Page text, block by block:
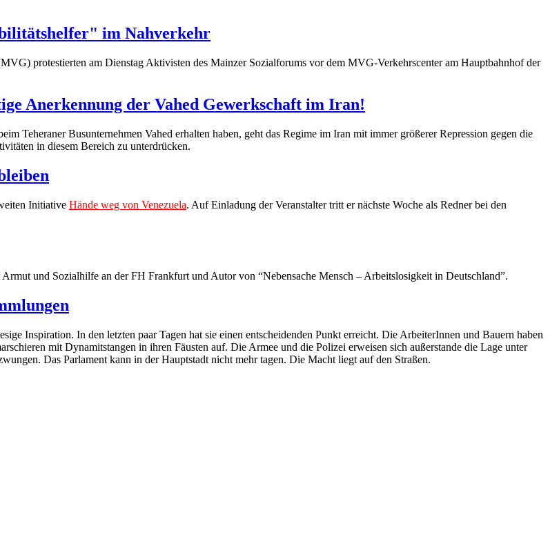
im Nahverkehr
protestierten am Dienstag Aktivisten des Mainzer Sozialforums vor dem MVG-Verkehrscenter am Hauptbahnhof der
Anerkennung der Vahed Gewerkschaft im Iran!
Teheraner Busunternehmen Vahed erhalten haben, geht das Regime im Iran mit immer größerer Repression gegen die
in diesem Bereich zu unterdrücken.
Initiative Hände weg von Venezuela. Auf Einladung der Veranstalter tritt er nächste Woche als Redner bei den
und Sozialhilfe an der FH Frankfurt und Autor von “Nebensache Mensch – Arbeitslosigkeit in Deutschland”.
Inspiration. In den letzten paar Tagen hat sie einen entscheidenden Punkt erreicht. Die ArbeiterInnen und Bauern haben
mit Dynamitstangen in ihren Fäusten auf. Die Armee und die Polizei erweisen sich außerstande die Lage unter
Das Parlament kann in der Hauptstadt nicht mehr tagen. Die Macht liegt auf den Straßen.